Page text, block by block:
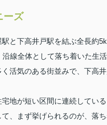
ーズ
と下高井戸駅を結ぶ全長約
線全体として落ち着いた生
活気のある街並みで、下高
地が短い区間に連続してい
、まず挙げられるのが、落